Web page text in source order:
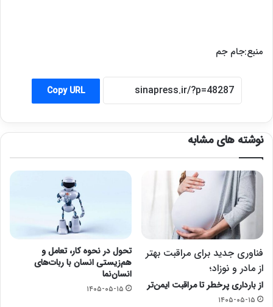
منبع:جام جم
Copy URL
نوشته های مشابه
فناوری جدید برای مراقبت بهتر
از مادر و نوزاد؛
از بارداری پرخطر تا مراقبت ایمن‌تر
۱۴۰۵-۰۵-۱۵
تحول در نحوه کار، تعامل و
هم‌زیستی انسان با ربات‌های
انسان‌نما
۱۴۰۵-۰۵-۱۵